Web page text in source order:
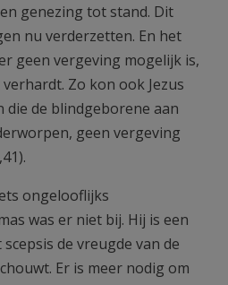
genezing tot stand. Dit
nu verderzetten. En het
geen vergeving mogelijk is,
Zo kon ook Jezus
die de blindgeborene aan
geen vergeving
ongelooflijks
was er niet bij. Hij is een
de vreugde van de
Er is meer nodig om